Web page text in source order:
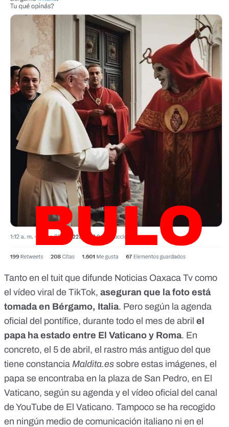
Tanto en el tuit que difunde Noticias Oaxaca Tv como
el vídeo viral de TikTok, aseguran que la foto está
tomada en Bérgamo, Italia. Pero según la agenda
oficial del pontífice, durante todo el mes de abril el
papa ha estado entre El Vaticano y Roma. En
concreto, el 5 de abril, el rastro más antiguo del que
tiene constancia Maldita.es sobre estas imágenes, el
papa se encontraba en la plaza de San Pedro, en El
Vaticano, según su agenda y el vídeo oficial del canal
de YouTube de El Vaticano. Tampoco se ha recogido
en ningún medio de comunicación italiano ni en el